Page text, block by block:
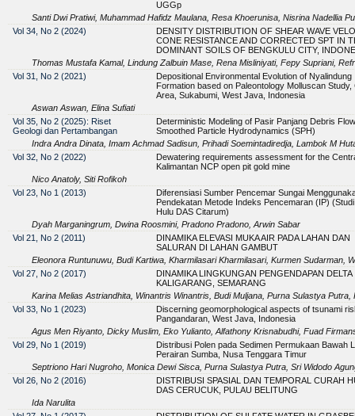
UGGp
Santi Dwi Pratiwi, Muhammad Hafidz Maulana, Resa Khoerunisa, Nisrina Nadellia
Vol 34, No 2 (2024)
DENSITY DISTRIBUTION OF SHEAR WAVE
CONE RESISTANCE AND CORRECTED SPT IN
DOMINANT SOILS OF BENGKULU CITY,
Thomas Mustafa Kamal, Lindung Zalbuin Mase, Rena Misliniyati, Fepy Supriani,
Vol 31, No 2 (2021)
Depositional Environmental Evolution of Nyalindung
Formation based on Paleontology Molluscan Study,
Area, Sukabumi, West Java, Indonesia
Aswan Aswan, Elina Sufiati
Vol 35, No 2 (2025): Riset
Geologi dan Pertambangan
Deterministic Modeling of Pasir Panjang Debris
Smoothed Particle Hydrodynamics (SPH)
Indra Andra Dinata, Imam Achmad Sadisun, Prihadi Soemintadiredja, Lambok M
Vol 32, No 2 (2022)
Dewatering requirements assessment for the
Kalimantan NCP open pit gold mine
Nico Anatoly, Siti Rofikoh
Vol 23, No 1 (2013)
Diferensiasi Sumber Pencemar Sungai
Pendekatan Metode Indeks Pencemaran (IP)
Hulu DAS Citarum)
Dyah Marganingrum, Dwina Roosmini, Pradono Pradono, Arwin Sabar
Vol 21, No 2 (2011)
DINAMIKA ELEVASI MUKA AIR PADA LAHAN DAN
SALURAN DI LAHAN GAMBUT
Eleonora Runtunuwu, Budi Kartiwa, Kharmilasari Kharmilasari, Kurmen Sudarman,
Vol 27, No 2 (2017)
DINAMIKA LINGKUNGAN PENGENDAPAN DELTA
KALIGARANG, SEMARANG
Karina Melias Astriandhita, Winantris Winantris, Budi Muljana, Purna Sulastya Putra,
Vol 33, No 1 (2023)
Discerning geomorphological aspects of tsunami
Pangandaran, West Java, Indonesia
Agus Men Riyanto, Dicky Muslim, Eko Yulianto, Alfathony Krisnabudhi, Fuad
Vol 29, No 1 (2019)
Distribusi Polen pada Sedimen Permukaan Bawah
Perairan Sumba, Nusa Tenggara Timur
Septriono Hari Nugroho, Monica Dewi Sisca, Purna Sulastya Putra, Sri Widodo
Vol 26, No 2 (2016)
DISTRIBUSI SPASIAL DAN TEMPORAL CURAH
DAS CERUCUK, PULAU BELITUNG
Ida Narulita